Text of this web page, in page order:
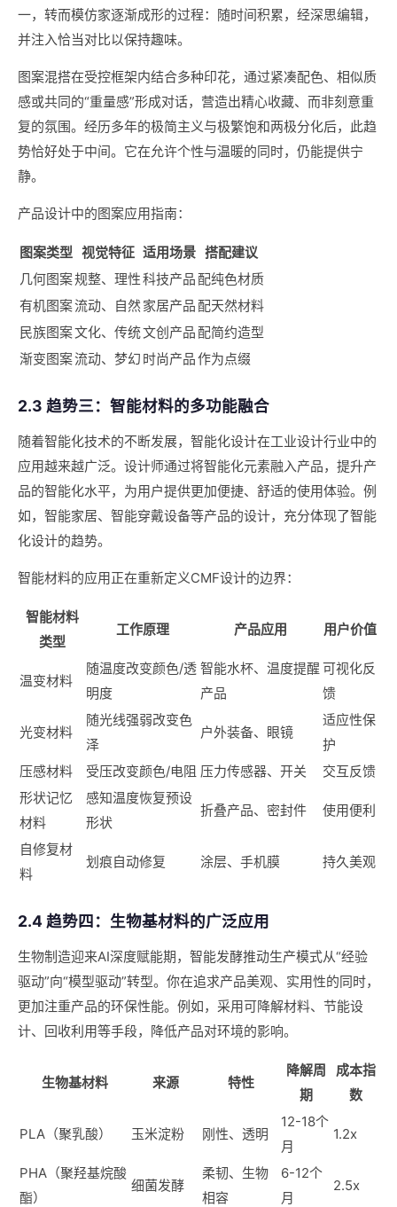
一，转而模仿家逐渐成形的过程：随时间积累，经深思编辑，
并注入恰当对比以保持趣味。
图案混搭在受控框架内结合多种印花，通过紧凑配色、相似质
感或共同的“重量感”形成对话，营造出精心收藏、而非刻意重
复的氛围。经历多年的极简主义与极繁饱和两极分化后，此趋
势恰好处于中间。它在允许个性与温暖的同时，仍能提供宁
静。
产品设计中的图案应用指南：
图案类型 视觉特征 适用场景 搭配建议
几何图案规整、理性科技产品配纯色材质
有机图案流动、自然家居产品配天然材料
民族图案文化、传统文创产品配简约造型
渐变图案流动、梦幻 时尚产品作为点缀
2.3 趋势三：智能材料的多功能融合
随着智能化技术的不断发展，智能化设计在工业设计行业中的
应用越来越广泛。设计师通过将智能化元素融入产品，提升产
品的智能化水平，为用户提供更加便捷、舒适的使用体验。例
如，智能家居、智能穿戴设备等产品的设计，充分体现了智能
化设计的趋势。
智能材料的应用正在重新定义CMF设计的边界：
智能材料
类型
工作原理 产品应用 用户价值
温变材料
随温度改变颜色/透
明度
智能水杯、温度提醒
产品
可视化反
馈
光变材料
随光线强弱改变色
泽
户外装备、眼镜
适应性保
护
压感材料
受压改变颜色/电阻 压力传感器、开关
交互反馈
形状记忆
材料
感知温度恢复预设
形状
折叠产品、密封件 使用便利
自修复材
料
划痕自动修复 涂层、手机膜 持久美观
2.4 趋势四：生物基材料的广泛应用
生物制造迎来AI深度赋能期，智能发酵推动生产模式从“经验
驱动”向“模型驱动”转型。你在追求产品美观、实用性的同时，
更加注重产品的环保性能。例如，采用可降解材料、节能设
计、回收利用等手段，降低产品对环境的影响。
生物基材料 来源 特性
降解周
期
成本指
数
PLA（聚乳酸） 玉米淀粉 刚性、透明
12-18个
月
1.2x
PHA（聚羟基烷酸
酯）
细菌发酵
柔韧、生物
相容
6-12个
月
2.5x